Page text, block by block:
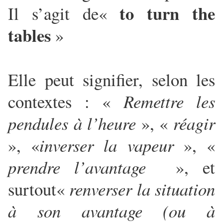
Il s’agit de«to turn the
tables »
Elle peut signifier, selon les
contextes : «Remettre les
pendules à l’heure », « réagir
», «inverser la vapeur», «
prendre l’avantage », et
surtout« renverser la situation
à son avantage (ou à